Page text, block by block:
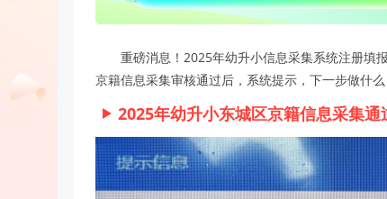
重磅消息！2025年幼升小信息采集系统注册填
京籍信息采集审核通过后，系统提示，下一步做什
2025年幼升小东城区京籍信息采集通